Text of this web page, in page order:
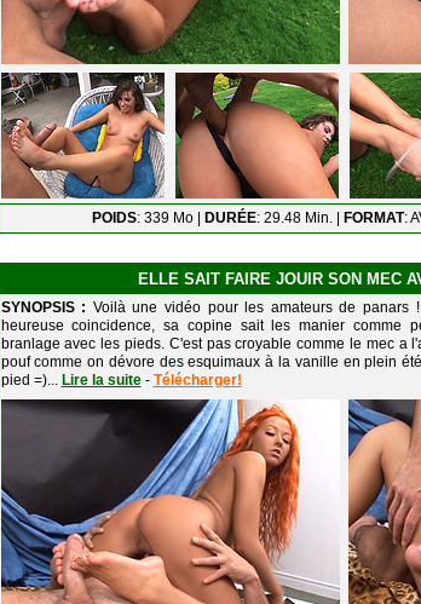
POIDS: 339 Mo | DURÉE: 29.48 Min. | FORMAT:
ELLE SAIT FAIRE JOUIR SON MEC
SYNOPSIS : Voilà une vidéo pour les amateurs de
heureuse coincidence, sa copine sait les manier comme
branlage avec les pieds. C'est pas croyable comme le mec a
pouf comme on dévore des esquimaux à la vanille en plein
pied =)... Lire la suite- Télécharger!